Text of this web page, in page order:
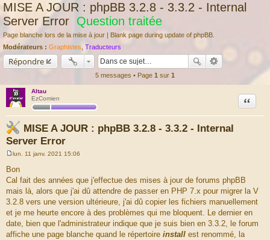
MISE A JOUR : phpBB 3.2.8 - 3.3.2 - Internal
Server Error Question traitée
Page blanche lors de la mise à jour | Blank page during update of phpBB.
Modérateurs : Graphistes Traducteurs
Répondre
5 messages • Page 1 sur 1
Altau
EzComien
MISE A JOUR : phpBB 3.2.8 - 3.3.2 - Internal
Server Error
Citation
s
s
g
e
lun. 11 janv. 2021 15:06
Bon
Cal fait des années que j'effectue des mises à jour de forums phpBB
mais là, alors que j'ai dû attendre de passer en PHP 7.x pour migrer la V
3.2.8 vers une version ultérieure, j'ai dû copier les fichiers manuellement
et je me heurte encore à des problèmes qui me bloquent. Le dernier en
date, bien que l'administrateur indique que je suis bien en 3.3.2, le forum
affiche une page blanche quand le répertoire install est renommé, la